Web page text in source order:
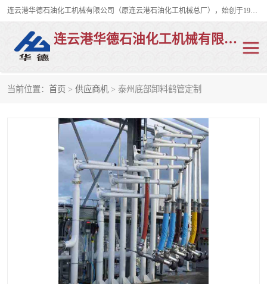
连云港华德石油化工机械有限公司（原连云港石油化工机械总厂），始创于1982年，是从事码头船用流体装卸臂、陆用流体装卸臂（鹤管）、活动梯、钢构平台、定量装车系统等全系列流体装卸设备的设计、制造、销售以及服务的专业供应商。
连云港华德石油化工机械有限公司
当前位置： 首页 > 供应商机 > 泰州底部卸料鹤管定制
液氯鹤管
活动梯
卸车鹤管
输油臂
紧急脱离干式接头 火车鹤管
顶部鹤管